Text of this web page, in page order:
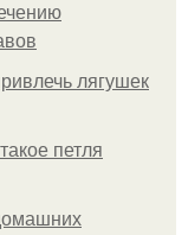
лягушек
петля